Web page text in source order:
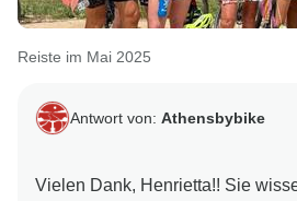
Reiste im Mai 2025
Antwort von: Athensbybike
Vielen Dank, Henrietta!! Sie